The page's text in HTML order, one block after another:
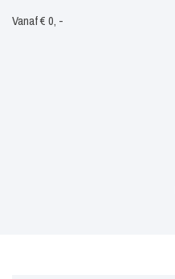
Vanaf € 0, -